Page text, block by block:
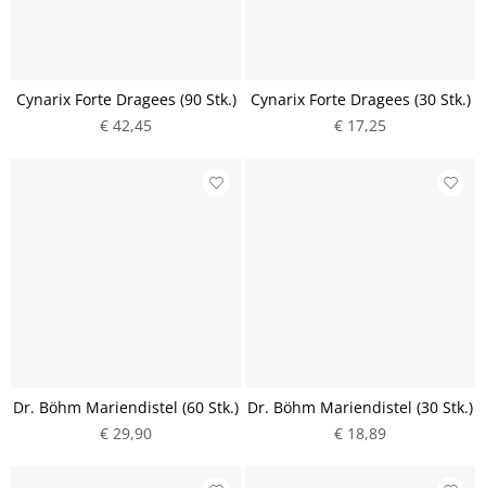
Cynarix Forte Dragees (90 Stk.)
€ 42,45
Cynarix Forte Dragees (30 Stk.)
€ 17,25
Dr. Böhm Mariendistel (60 Stk.)
€ 29,90
Dr. Böhm Mariendistel (30 Stk.)
€ 18,89